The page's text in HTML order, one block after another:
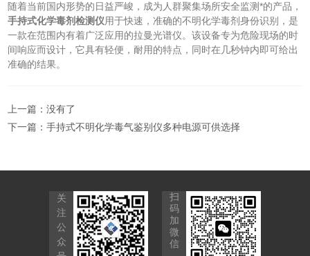
随着当前国内形势的日益严峻，成为人群聚集场所安全监测*的产品，
手持式化学毒剂检测仪用于快速，准确的不明化学毒剂身份识别，是
一款在范围内有着广泛应用的拉曼光谱仪。该设备专为危险现场的时
间响应而设计，它具有轻便，耐用的特点，同时在几秒钟内即可给出
准确的结果。
上一篇：没有了
下一篇：手持式不明化学毒气鉴别仪多种电源可供选择
关
注
公
众
扫
码
加
微
信